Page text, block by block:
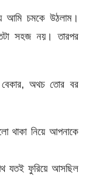
আমি চমকে উঠলাম।
সহজ নয়। তারপর
অথচ তোর বর
থাকা নিয়ে আপনাকে
যতই ফুরিয়ে আসছিল